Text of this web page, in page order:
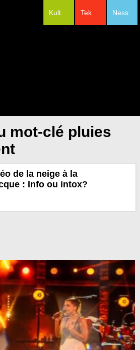
Ness
Tek
Kult
mot-clé pluies
de la neige à la
: Info ou intox?